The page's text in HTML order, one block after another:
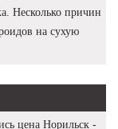
Несколько причин
на сухую
цена Норильск -